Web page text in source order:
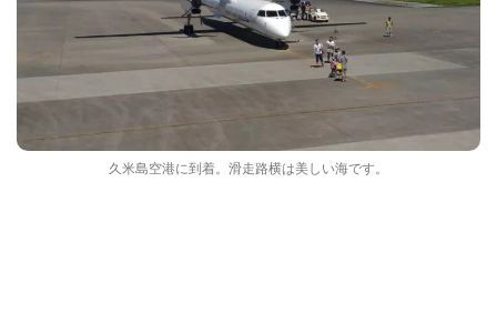
久米島空港に到着。滑走路横は美しい海です。